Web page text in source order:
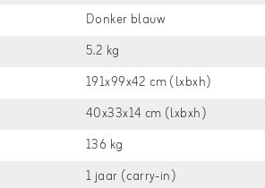
Donker blauw
5.2 kg
191x99x42 cm (lxbxh)
40x33x14 cm (lxbxh)
136 kg
1 jaar (carry-in)